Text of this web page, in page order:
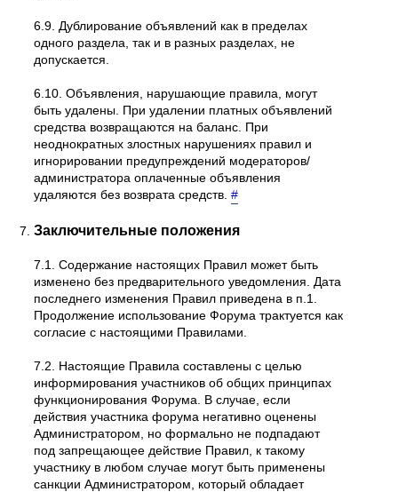
6.9. Дублирование объявлений как в пределах
одного раздела, так и в разных разделах, не
допускается.
6.10. Объявления, нарушающие правила, могут
быть удалены. При удалении платных объявлений
средства возвращаются на баланс. При
неоднократных злостных нарушениях правил и
игнорировании предупреждений модераторов/
администратора оплаченные объявления
удаляются без возврата средств.#
Заключительные положения
7.1. Содержание настоящих Правил может быть
изменено без предварительного уведомления. Дата
последнего изменения Правил приведена в п.1.
Продолжение использование Форума трактуется как
согласие с настоящими Правилами.
7.2. Настоящие Правила составлены с целью
информирования участников об общих принципах
функционирования Форума. В случае, если
действия участника форума негативно оценены
Администратором, но формально не подпадают
под запрещающее действие Правил, к такому
участнику в любом случае могут быть применены
санкции Администратором, который обладает